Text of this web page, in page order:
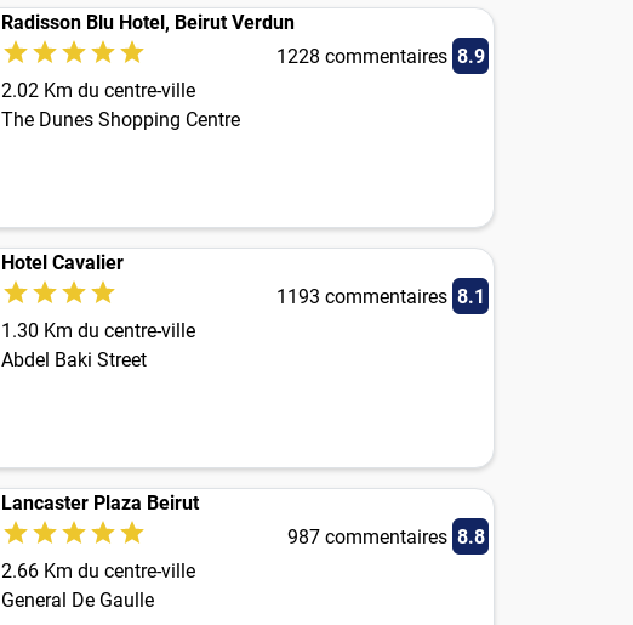
Radisson Blu Hotel, Beirut Verdun
1228 commentaires 8.9
2.02 Km du centre-ville
The Dunes Shopping Centre
Hotel Cavalier
1193 commentaires 8.1
1.30 Km du centre-ville
Abdel Baki Street
Lancaster Plaza Beirut
987 commentaires 8.8
2.66 Km du centre-ville
General De Gaulle